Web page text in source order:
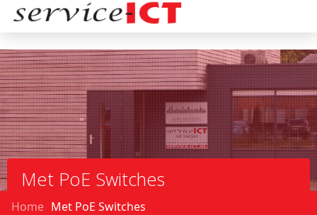
Met PoE Switches
Home Met PoE Switches